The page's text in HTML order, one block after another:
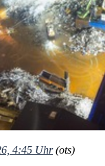
4:45 Uhr(ots)